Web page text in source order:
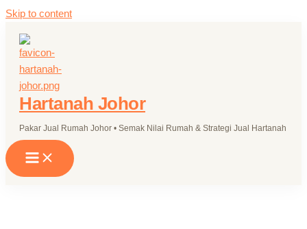
Skip to content
Hartanah Johor
Pakar Jual Rumah Johor • Semak Nilai Rumah & Strategi Jual Hartanah